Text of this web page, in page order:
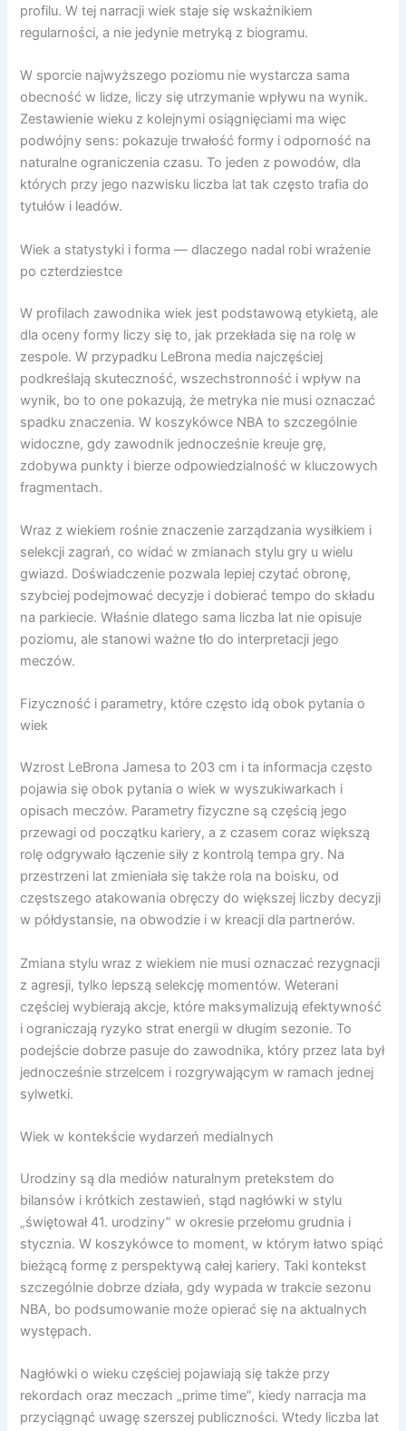
profilu. W tej narracji wiek staje się wskaźnikiem
regularności, a nie jedynie metryką z biogramu.
W sporcie najwyższego poziomu nie wystarcza sama
obecność w lidze, liczy się utrzymanie wpływu na wynik.
Zestawienie wieku z kolejnymi osiągnięciami ma więc
podwójny sens: pokazuje trwałość formy i odporność na
naturalne ograniczenia czasu. To jeden z powodów, dla
których przy jego nazwisku liczba lat tak często trafia do
tytułów i leadów.
Wiek a statystyki i forma — dlaczego nadal robi wrażenie
po czterdziestce
W profilach zawodnika wiek jest podstawową etykietą, ale
dla oceny formy liczy się to, jak przekłada się na rolę w
zespole. W przypadku LeBrona media najczęściej
podkreślają skuteczność, wszechstronność i wpływ na
wynik, bo to one pokazują, że metryka nie musi oznaczać
spadku znaczenia. W koszykówce NBA to szczególnie
widoczne, gdy zawodnik jednocześnie kreuje grę,
zdobywa punkty i bierze odpowiedzialność w kluczowych
fragmentach.
Wraz z wiekiem rośnie znaczenie zarządzania wysiłkiem i
selekcji zagrań, co widać w zmianach stylu gry u wielu
gwiazd. Doświadczenie pozwala lepiej czytać obronę,
szybciej podejmować decyzje i dobierać tempo do składu
na parkiecie. Właśnie dlatego sama liczba lat nie opisuje
poziomu, ale stanowi ważne tło do interpretacji jego
meczów.
Fizyczność i parametry, które często idą obok pytania o
wiek
Wzrost LeBrona Jamesa to 203 cm i ta informacja często
pojawia się obok pytania o wiek w wyszukiwarkach i
opisach meczów. Parametry fizyczne są częścią jego
przewagi od początku kariery, a z czasem coraz większą
rolę odgrywało łączenie siły z kontrolą tempa gry. Na
przestrzeni lat zmieniała się także rola na boisku, od
częstszego atakowania obręczy do większej liczby decyzji
w półdystansie, na obwodzie i w kreacji dla partnerów.
Zmiana stylu wraz z wiekiem nie musi oznaczać rezygnacji
z agresji, tylko lepszą selekcję momentów. Weterani
częściej wybierają akcje, które maksymalizują efektywność
i ograniczają ryzyko strat energii w długim sezonie. To
podejście dobrze pasuje do zawodnika, który przez lata był
jednocześnie strzelcem i rozgrywającym w ramach jednej
sylwetki.
Wiek w kontekście wydarzeń medialnych
Urodziny są dla mediów naturalnym pretekstem do
bilansów i krótkich zestawień, stąd nagłówki w stylu
„świętował 41. urodziny” w okresie przełomu grudnia i
stycznia. W koszykówce to moment, w którym łatwo spiąć
bieżącą formę z perspektywą całej kariery. Taki kontekst
szczególnie dobrze działa, gdy wypada w trakcie sezonu
NBA, bo podsumowanie może opierać się na aktualnych
występach.
Nagłówki o wieku częściej pojawiają się także przy
rekordach oraz meczach „prime time”, kiedy narracja ma
przyciągnąć uwagę szerszej publiczności. Wtedy liczba lat